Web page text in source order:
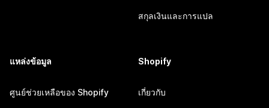
สกุลเงินและการแปล
แหล่งข้อมูล
ศูนย์ช่วยเหลือของ Shopify
Shopify
เกี่ยวกับ